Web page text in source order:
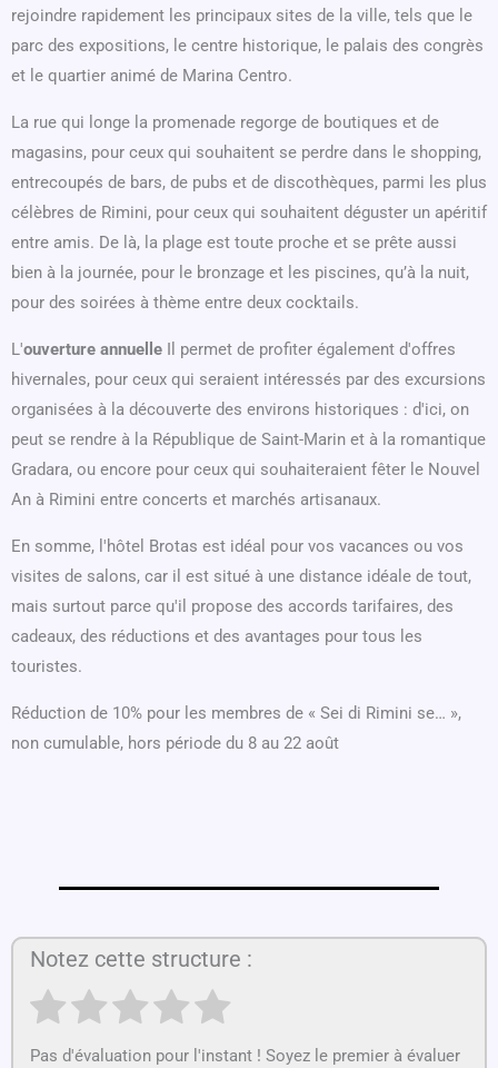
rejoindre rapidement les principaux sites de la ville, tels que le
parc des expositions, le centre historique, le palais des congrès
et le quartier animé de Marina Centro.
La rue qui longe la promenade regorge de boutiques et de
magasins, pour ceux qui souhaitent se perdre dans le shopping,
entrecoupés de bars, de pubs et de discothèques, parmi les plus
célèbres de Rimini, pour ceux qui souhaitent déguster un apéritif
entre amis. De là, la plage est toute proche et se prête aussi
bien à la journée, pour le bronzage et les piscines, qu’à la nuit,
pour des soirées à thème entre deux cocktails.
L'ouverture annuelle Il permet de profiter également d'offres
hivernales, pour ceux qui seraient intéressés par des excursions
organisées à la découverte des environs historiques : d'ici, on
peut se rendre à la République de Saint-Marin et à la romantique
Gradara, ou encore pour ceux qui souhaiteraient fêter le Nouvel
An à Rimini entre concerts et marchés artisanaux.
En somme, l'hôtel Brotas est idéal pour vos vacances ou vos
visites de salons, car il est situé à une distance idéale de tout,
mais surtout parce qu'il propose des accords tarifaires, des
cadeaux, des réductions et des avantages pour tous les
touristes.
Réduction de 10% pour les membres de « Sei di Rimini se… »,
non cumulable, hors période du 8 au 22 août
Notez cette structure :
Pas d'évaluation pour l'instant ! Soyez le premier à évaluer